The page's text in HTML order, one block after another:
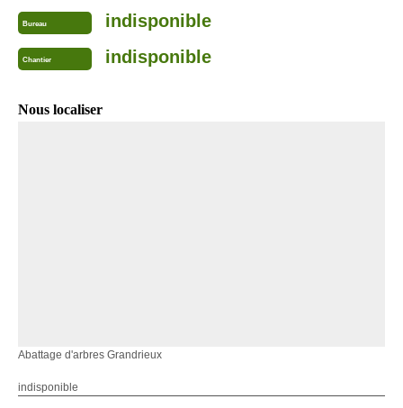
Bureau indisponible
Chantier indisponible
Nous localiser
Abattage d'arbres Grandrieux
indisponible